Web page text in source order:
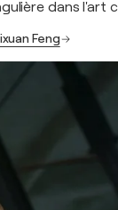
dans l'art
Feng